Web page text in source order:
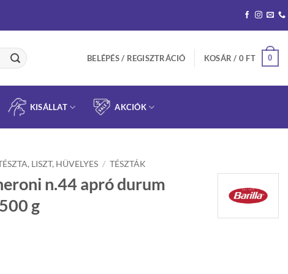
BELÉPÉS / REGISZTRÁCIÓ KOSÁR / 0 FT 0
KISÁLLAT AKCIÓK
LISZT, HÜVELYES / TÉSZTÁK
n.44 apró durum
g